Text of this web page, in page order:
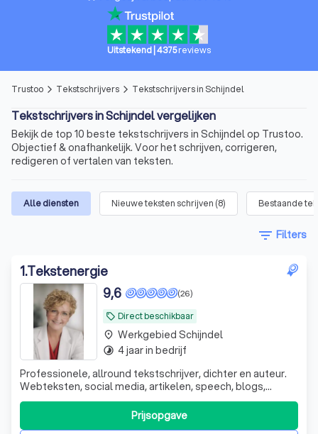
Uitstekend 4375reviews
Trustoo arrow_forward_ios Tekstschrijvers arrow_forward_ios Tekstschrijvers in Schijndel
Tekstschrijvers in Schijndel vergelijken
Bekijk de top 10 beste tekstschrijvers in Schijndel op Trustoo.
Objectief & onafhankelijk. Voor het schrijven, corrigeren,
redigeren of vertalen van teksten.
Alle diensten Nieuwe teksten schrijven (8) Bestaande
filter_list Filters
1.Tekstenergie
local_offer Direct beschikbaar
(26)
9,6
Professionele, allround tekstschrijver, dichter en auteur.
Webteksten, social media, artikelen, speech, blogs,
columns, nieuwsbrieven etc. Ervaring en samenwerking
Prijsopgave
place Werkgebied Schijndel
timelapse 4 jaar in bedrijf